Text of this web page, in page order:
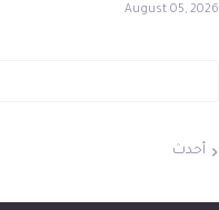
August 05, 2026
أحدث